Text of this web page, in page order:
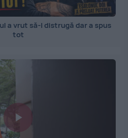
a vrut să-l distrugă dar a spus
tot